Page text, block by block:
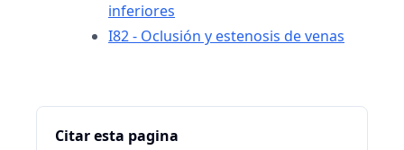
inferiores
I82 - Oclusión y estenosis de venas
Citar esta pagina